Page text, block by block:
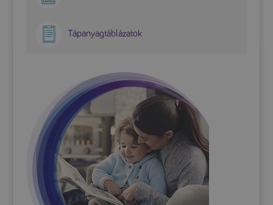
Tápanyagtáblázatok